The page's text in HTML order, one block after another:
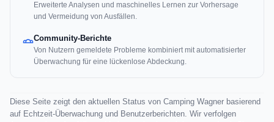
Erweiterte Analysen und maschinelles Lernen zur Vorhersage
und Vermeidung von Ausfällen.
Community-Berichte
Von Nutzern gemeldete Probleme kombiniert mit automatisierter
Überwachung für eine lückenlose Abdeckung.
Diese Seite zeigt den aktuellen Status von Camping Wagner basierend
auf Echtzeit-Überwachung und Benutzerberichten. Wir verfolgen